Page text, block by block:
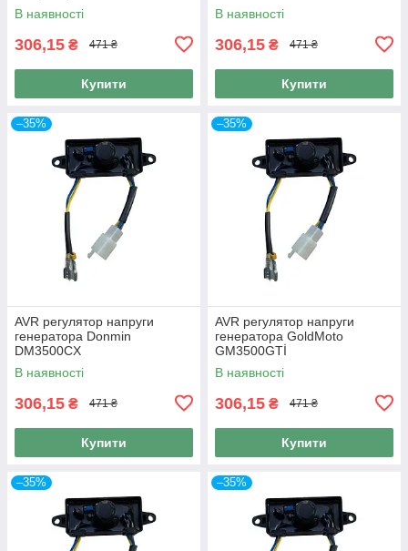
В наявності
306,15 ₴ 471 ₴
Купити
В наявності
306,15 ₴ 471 ₴
Купити
–35%
AVR регулятор напруги
генератора Donmin
DM3500CX
В наявності
306,15 ₴ 471 ₴
Купити
–35%
AVR регулятор напруги
генератора GoldMoto
GM3500GTİ
В наявності
306,15 ₴ 471 ₴
Купити
–35% –35%